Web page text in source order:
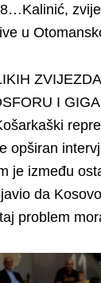
u
I
opširan
je između
da
problem